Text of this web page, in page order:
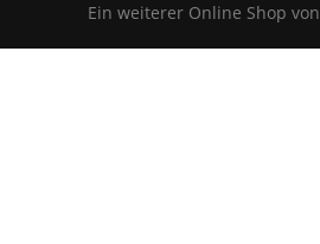
Ein weiterer Online Shop von